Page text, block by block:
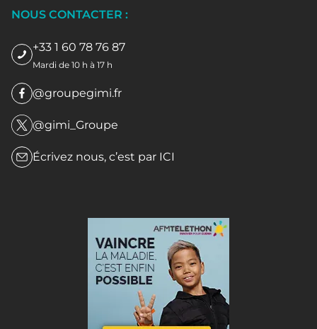
NOUS CONTACTER :
+33 1 60 78 76 87
Mardi de 10 h à 17 h
@groupegimi.fr
@gimi_Groupe
Écrivez nous, c’est par ICI